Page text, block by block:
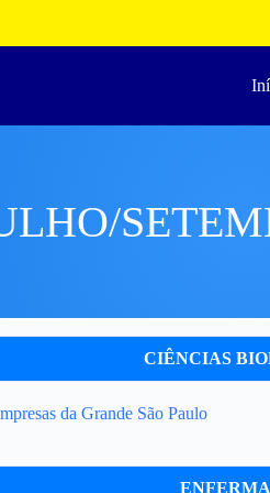
CIÊNCIAS
da Grande São Paulo